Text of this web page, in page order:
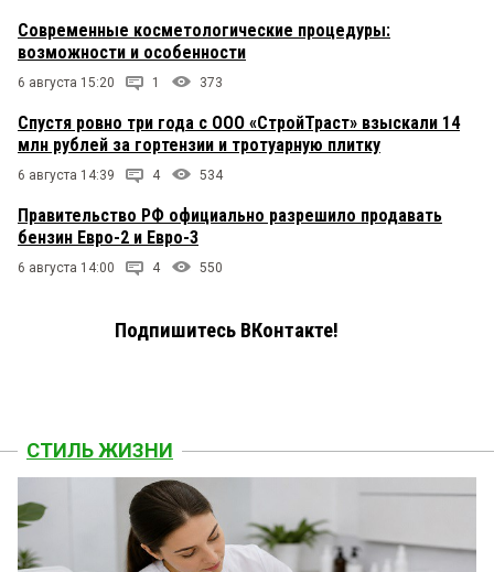
Современные косметологические процедуры:
возможности и особенности
6 августа 15:20 1 373
Спустя ровно три года с ООО «СтройТраст» взыскали 14
млн рублей за гортензии и тротуарную плитку
6 августа 14:39 4 534
Правительство РФ официально разрешило продавать
бензин Евро-2 и Евро-3
6 августа 14:00 4 550
Подпишитесь ВКонтакте!
СТИЛЬ ЖИЗНИ